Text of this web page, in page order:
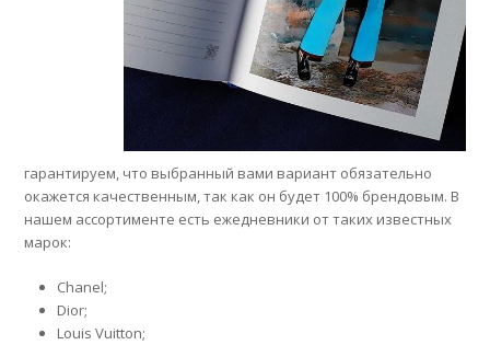
гарантируем, что выбранный вами вариант обязательно
окажется качественным, так как он будет 100% брендовым. В
нашем ассортименте есть ежедневники от таких известных
марок:
Chanel;
Dior;
Louis Vuitton;